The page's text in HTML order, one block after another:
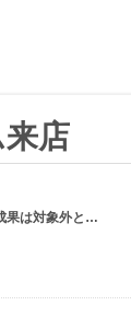
店
・新規ショールーム予約＋来店(リフォーム)※新築の成果は対象外となります。